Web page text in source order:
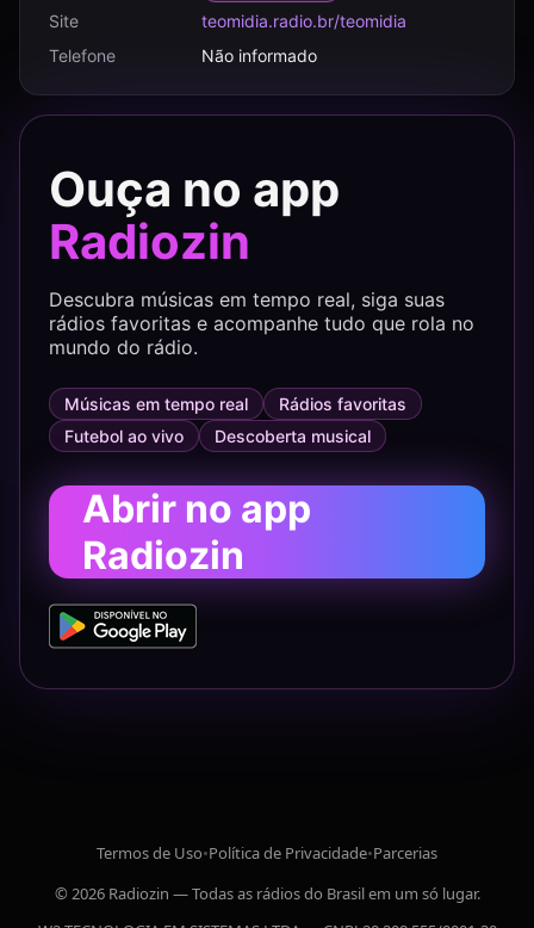
Site
teomidia.radio.br/teomidia
Telefone
Não informado
Ouça no app
Radiozin
Descubra músicas em tempo real, siga suas
rádios favoritas e acompanhe tudo que rola no
mundo do rádio.
Músicas em tempo real
Rádios favoritas
Futebol ao vivo
Descoberta musical
Abrir no app
Radiozin
Termos de Uso•Política de Privacidade•Parcerias
© 2026 Radiozin — Todas as rádios do Brasil em um só lugar.